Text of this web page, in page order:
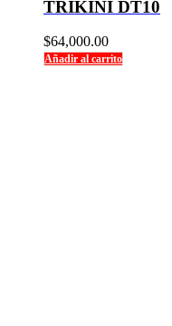
TRIKINI DT10
$64,000.00
Añadir al carrito